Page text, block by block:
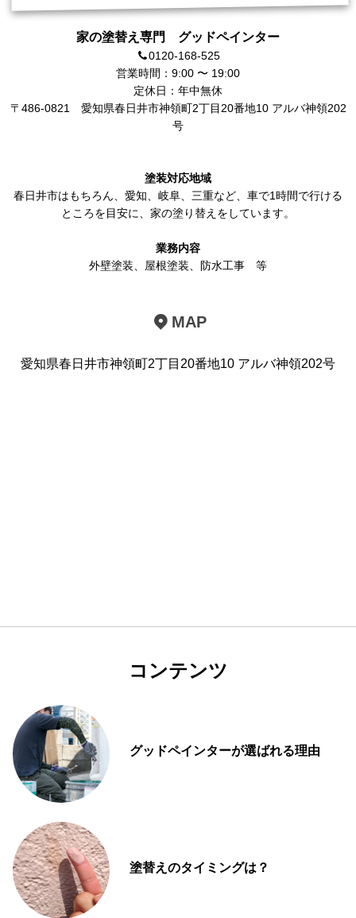
家の塗替え専門 グッドペインター
0120-168-525
営業時間：9:00 〜 19:00
定休日：年中無休
〒486-0821 愛知県春日井市神領町2丁目20番地10 アルバ神領202
号
塗装対応地域
春日井市はもちろん、 愛知、岐阜、三重など、車で1時間で行ける
ところを目安に、家の塗り替えをしています。
業務内容
外壁塗装、 屋根塗装、 防水工事 等
MAP
愛知県春日井市神領町2丁目20番地10 アルバ神領202号
コンテンツ
グッドペインターが選ばれる理由
塗替えのタイミングは？